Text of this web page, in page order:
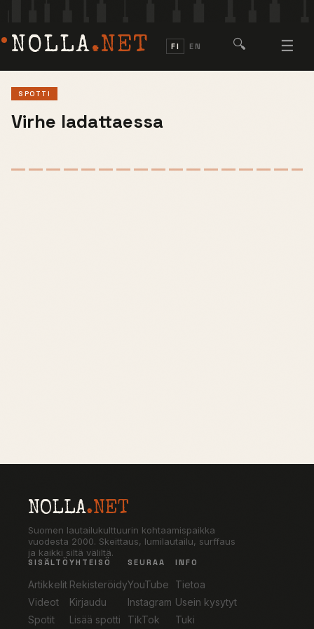
NOLLA.NET FI EN 🔍 ☰
SPOTTI
Virhe ladattaessa
NOLLA.NET
Suomen lautailukulttuurin kohtaamispaikka
vuodesta 2000. Skeittaus, lumilautailu, surffaus
ja kaikki siltä väliltä.
SISÄLTÖ
Artikkelit
Videot
Spotit
YHTEISÖ
Rekisteröidy
Kirjaudu
Lisää spotti
SEURAA
YouTube
Instagram
TikTok
INFO
Tietoa
Usein kysytyt
Tuki